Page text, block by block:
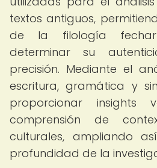
textos antiguos,
de la filología
determinar su
precisión. Mediante el
escritura, gramática y
proporcionar insights
comprensión de
culturales, ampliando
profundidad de la